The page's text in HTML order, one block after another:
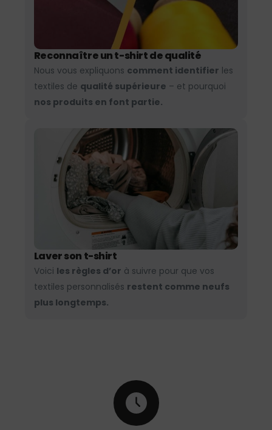
Reconnaître un t-shirt de qualité
Nous vous expliquons comment identifier les
textiles de qualité supérieure – et pourquoi
nos produits en font partie.
Laver son t-shirt
Voici les règles d’or à suivre pour que vos
textiles personnalisés restent comme neufs
plus longtemps.